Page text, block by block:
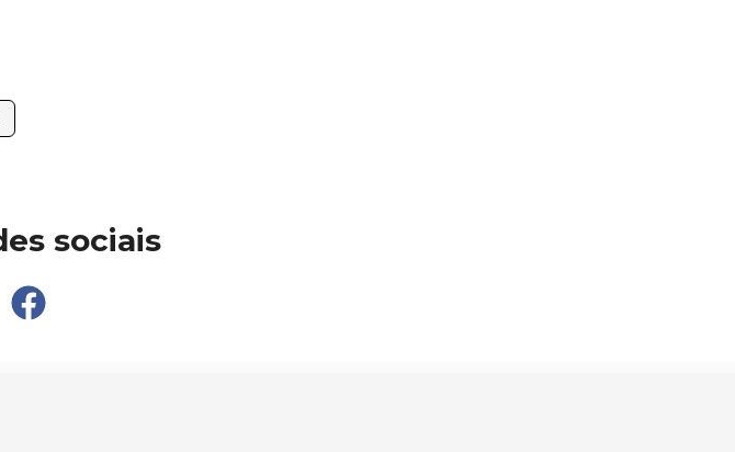
sociais